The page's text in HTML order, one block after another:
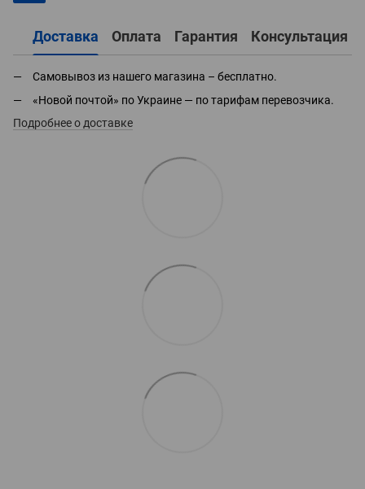
Доставка Оплата Гарантия Консультация
Самовывоз из нашего магазина – бесплатно.
«Новой почтой» по Украине — по тарифам перевозчика.
Подробнее о доставке